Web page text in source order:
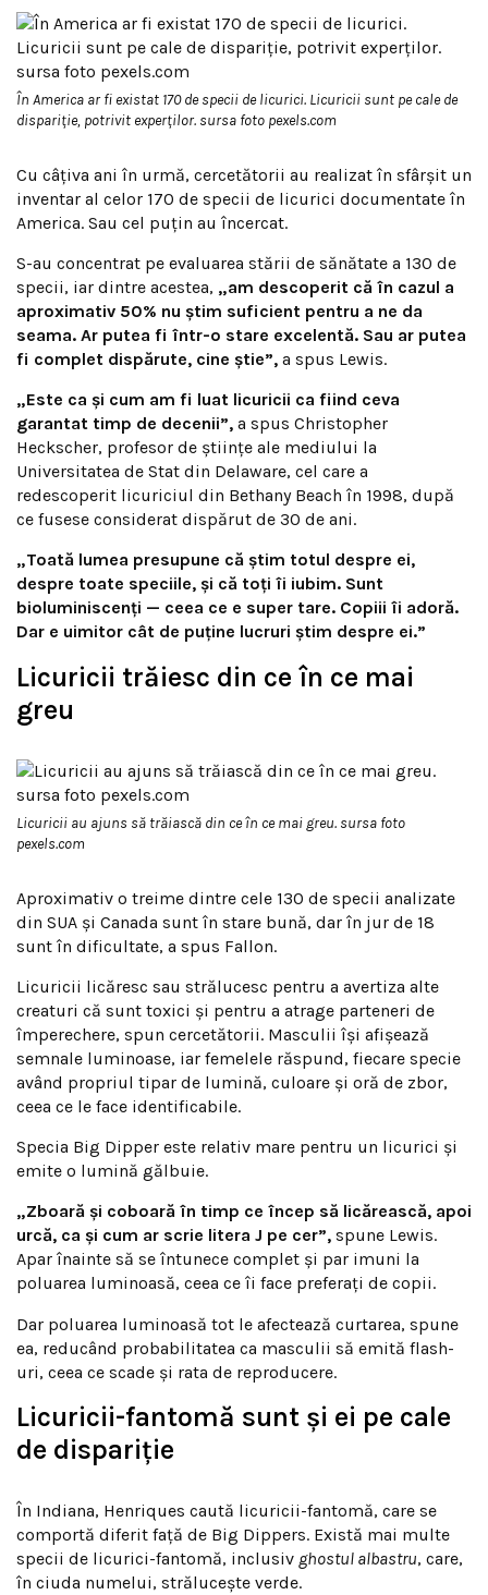
În America ar fi existat 170 de specii de licurici. Licuricii sunt pe cale de
dispariție, potrivit experților. sursa foto pexels.com
Cu câțiva ani în urmă, cercetătorii au realizat în sfârșit un
inventar al celor 170 de specii de licurici documentate în
America. Sau cel puțin au încercat.
S-au concentrat pe evaluarea stării de sănătate a 130 de
specii, iar dintre acestea, „am descoperit că în cazul a
aproximativ 50% nu știm suficient pentru a ne da
seama. Ar putea fi într-o stare excelentă. Sau ar putea
fi complet dispărute, cine știe”, a spus Lewis.
„Este ca și cum am fi luat licuricii ca fiind ceva
garantat timp de decenii”, a spus Christopher
Heckscher, profesor de științe ale mediului la
Universitatea de Stat din Delaware, cel care a
redescoperit licuriciul din Bethany Beach în 1998, după
ce fusese considerat dispărut de 30 de ani.
„Toată lumea presupune că știm totul despre ei,
despre toate speciile, și că toți îi iubim. Sunt
bioluminiscenți — ceea ce e super tare. Copiii îi adoră.
Dar e uimitor cât de puține lucruri știm despre ei.”
Licuricii trăiesc din ce în ce mai
greu
Licuricii au ajuns să trăiască din ce în ce mai greu. sursa foto
pexels.com
Aproximativ o treime dintre cele 130 de specii analizate
din SUA și Canada sunt în stare bună, dar în jur de 18
sunt în dificultate, a spus Fallon.
Licuricii licăresc sau strălucesc pentru a avertiza alte
creaturi că sunt toxici și pentru a atrage parteneri de
împerechere, spun cercetătorii. Masculii își afișează
semnale luminoase, iar femelele răspund, fiecare specie
având propriul tipar de lumină, culoare și oră de zbor,
ceea ce le face identificabile.
Specia Big Dipper este relativ mare pentru un licurici și
emite o lumină gălbuie.
„Zboară și coboară în timp ce încep să licărească, apoi
urcă, ca și cum ar scrie litera J pe cer”, spune Lewis.
Apar înainte să se întunece complet și par imuni la
poluarea luminoasă, ceea ce îi face preferați de copii.
Dar poluarea luminoasă tot le afectează curtarea, spune
ea, reducând probabilitatea ca masculii să emită flash-
uri, ceea ce scade și rata de reproducere.
Licuricii-fantomă sunt și ei pe cale
de dispariție
În Indiana, Henriques caută licuricii-fantomă, care se
comportă diferit față de Big Dippers. Există mai multe
specii de licurici-fantomă, inclusiv ghostul albastru, care,
în ciuda numelui, strălucește verde.